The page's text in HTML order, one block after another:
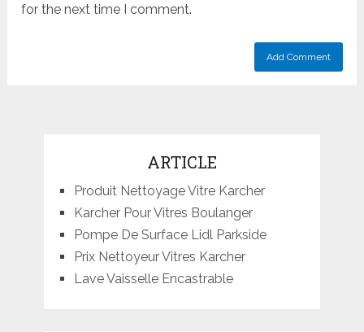
for the next time I comment.
ARTICLE
Produit Nettoyage Vitre Karcher
Karcher Pour Vitres Boulanger
Pompe De Surface Lidl Parkside
Prix Nettoyeur Vitres Karcher
Lave Vaisselle Encastrable